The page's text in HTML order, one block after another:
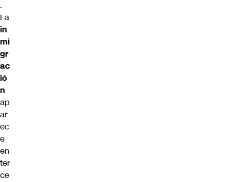
.
La
in
mi
gr
ac
ió
n
ap
ar
ec
e
en
ter
ce